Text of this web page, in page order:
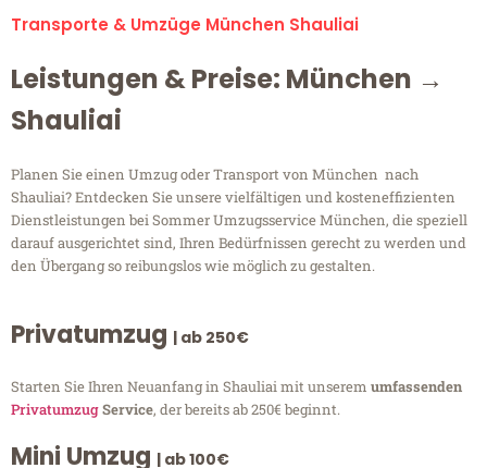
Transporte & Umzüge München Shauliai
Leistungen & Preise: München →
Shauliai
Planen Sie einen Umzug oder Transport von München nach
Shauliai? Entdecken Sie unsere vielfältigen und kosteneffizienten
Dienstleistungen bei Sommer Umzugsservice München, die speziell
darauf ausgerichtet sind, Ihren Bedürfnissen gerecht zu werden und
den Übergang so reibungslos wie möglich zu gestalten.
Privatumzug | ab 250€
Starten Sie Ihren Neuanfang in Shauliai mit unserem umfassenden
PrivatumzugService, der bereits ab 250€ beginnt.
Mini Umzug | ab 100€